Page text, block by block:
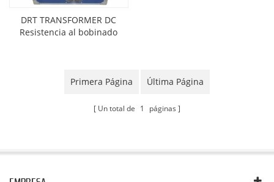
DRT TRANSFORMER DC
Resistencia al bobinado
Primera Página Última Página
Un total de 1 páginas